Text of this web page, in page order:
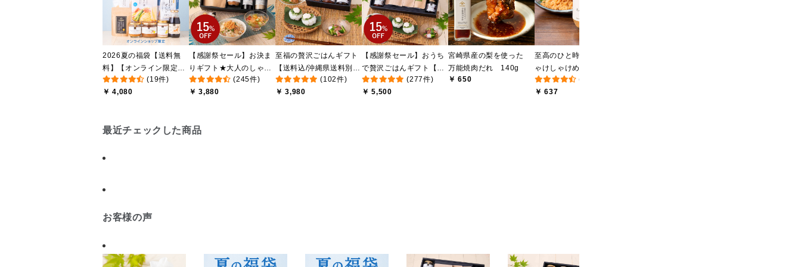
2026夏の福袋【送料無
料】【オンライン限定】
【ポイントキャンペーン
実施中】【のし・ラッピ
(19件)
￥ 4,080
【感謝祭セール】お決ま
りギフト★大人のしゃけ
しゃけめんたい入り【送
料込/沖縄県送料別途】
(245件)
￥ 3,880
至福の贅沢ごはんギフト
【送料込/沖縄県送料別
途】【化粧箱包装付/オン
ライン限定】
(102件)
￥ 3,980
【感謝祭セール】おうち
で贅沢ごはんギフト【送
料無料/沖縄県送料別途】
【化粧箱包装付/オンライ
(277件)
￥ 5,500
宮崎県産の梨を使った
万能焼肉だれ 140g
￥ 650
至高のひと時 大人のし
ゃけしゃけめんたい
80g【鮭ほぐし・フレー
ク】
(193件)
￥ 637
最近チェックした商品
お客様の声